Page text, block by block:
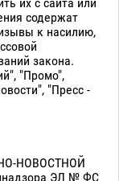
их с сайта или
содержат
к насилию,
закона.
"Промо",
"Пресс -
НОВОСТНОЙ
ЭЛ № ФС